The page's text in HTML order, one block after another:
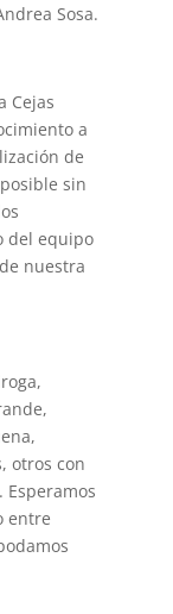
Sosa.
Cejas
a
de
sin
del equipo
nuestra
otros con
Esperamos
entre